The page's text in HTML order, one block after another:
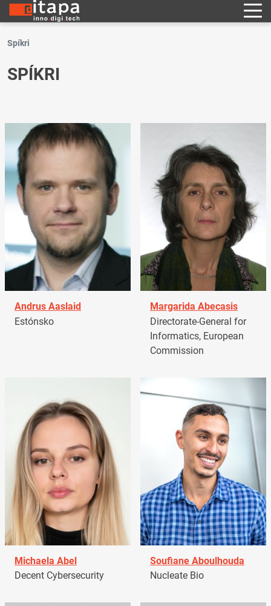
Spíkri
SPÍKRI
Andrus Aaslaid
Estónsko
Margarida Abecasis
Directorate-General for
Informatics, European
Commission
Michaela Abel
Decent Cybersecurity
Soufiane Aboulhouda
Nucleate Bio